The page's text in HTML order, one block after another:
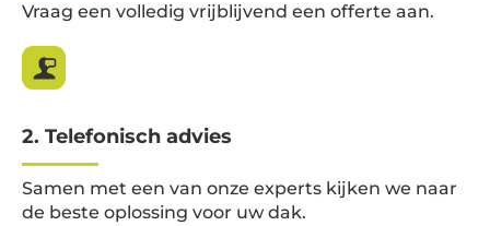
Vraag een volledig vrijblijvend een offerte aan.
2. Telefonisch advies
Samen met een van onze experts kijken we naar
de beste oplossing voor uw dak.